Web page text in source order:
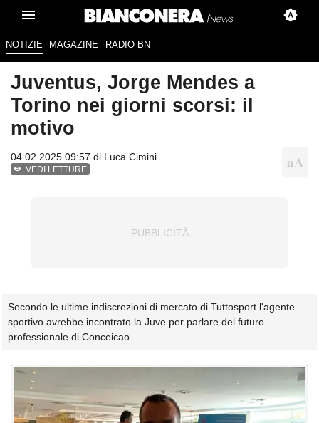
NOTIZIE MAGAZINE RADIO BN
Juventus, Jorge Mendes a
Torino nei giorni scorsi: il
motivo
04.02.2025 09:57 di Luca Cimini
VEDI LETTURE
Secondo le ultime indiscrezioni di mercato di Tuttosport l'agente
sportivo avrebbe incontrato la Juve per parlare del futuro
professionale di Conceicao